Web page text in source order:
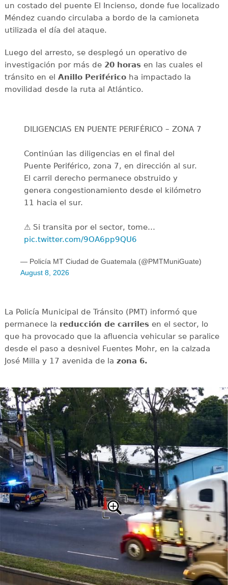
un costado del puente El Incienso, donde fue localizado
Méndez cuando circulaba a bordo de la camioneta
utilizada el día del ataque.
Luego del arresto, se desplegó un operativo de
investigación por más de 20 horasen las cuales el
tránsito en el Anillo Periféricoha impactado la
movilidad desde la ruta al Atlántico.
DILIGENCIAS EN PUENTE PERIFÉRICO – ZONA 7
Continúan las diligencias en el final del
Puente Periférico, zona 7, en dirección al sur.
El carril derecho permanece obstruido y
genera congestionamiento desde el kilómetro
11 hacia el sur.
⚠️ Si transita por el sector, tome…
pic.twitter.com/9OA6pp9QU6
— Policía MT Ciudad de Guatemala (@PMTMuniGuate)
August 8, 2026
La Policía Municipal de Tránsito (PMT) informó que
permanece la reducción de carrilesen el sector, lo
que ha provocado que la afluencia vehicular se paralice
desde el paso a desnivel Fuentes Mohr, en la calzada
José Milla y 17 avenida de la zona 6.